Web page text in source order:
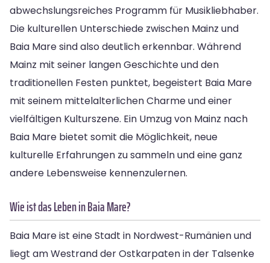
abwechslungsreiches Programm für Musikliebhaber.
Die kulturellen Unterschiede zwischen Mainz und
Baia Mare sind also deutlich erkennbar. Während
Mainz mit seiner langen Geschichte und den
traditionellen Festen punktet, begeistert Baia Mare
mit seinem mittelalterlichen Charme und einer
vielfältigen Kulturszene. Ein Umzug von Mainz nach
Baia Mare bietet somit die Möglichkeit, neue
kulturelle Erfahrungen zu sammeln und eine ganz
andere Lebensweise kennenzulernen.
Wie ist das Leben in Baia Mare?
Baia Mare ist eine Stadt in Nordwest-Rumänien und
liegt am Westrand der Ostkarpaten in der Talsenke